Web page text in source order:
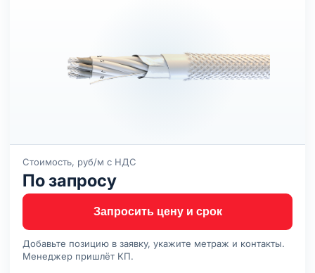
Стоимость, руб/м с НДС
По запросу
Запросить цену и срок
Добавьте позицию в заявку, укажите метраж и контакты.
Менеджер пришлёт КП.